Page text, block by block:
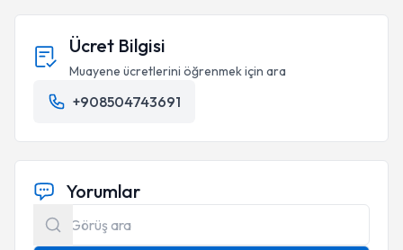
Ücret Bilgisi
Muayene ücretlerini öğrenmek için ara
+908504743691
Yorumlar